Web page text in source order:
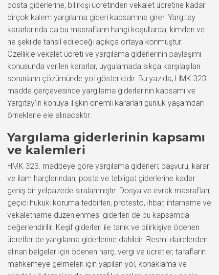
posta giderlerine, bilirkişi ücretinden vekalet ücretine kadar
birçok kalem yargılama gideri kapsamına girer. Yargıtay
kararlarında da bu masrafların hangi koşullarda, kimden ve
ne şekilde tahsil edileceği açıkça ortaya konmuştur.
Özellikle vekalet ücreti ve yargılama giderlerinin paylaşımı
konusunda verilen kararlar, uygulamada sıkça karşılaşılan
sorunların çözümünde yol göstericidir. Bu yazıda, HMK 323.
madde çerçevesinde yargılama giderlerinin kapsamı ve
Yargıtay’ın konuya ilişkin önemli kararları günlük yaşamdan
örneklerle ele alınacaktır.
Yargılama giderlerinin kapsamı
ve kalemleri
HMK 323. maddeye göre yargılama giderleri; başvuru, karar
ve ilam harçlarından, posta ve tebligat giderlerine kadar
geniş bir yelpazede sıralanmıştır. Dosya ve evrak masrafları,
geçici hukuki koruma tedbirleri, protesto, ihbar, ihtarname ve
vekaletname düzenlenmesi giderleri de bu kapsamda
değerlendirilir. Keşif giderleri ile tanık ve bilirkişiye ödenen
ücretler de yargılama giderlerine dahildir. Resmi dairelerden
alınan belgeler için ödenen harç, vergi ve ücretler, tarafların
mahkemeye gelmeleri için yapılan yol, konaklama ve